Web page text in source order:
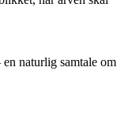
naturlig samtale om